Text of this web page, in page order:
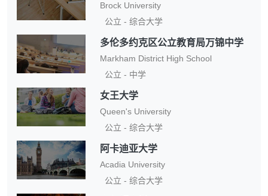
Brock University
公立 - 综合大学
多伦多约克区公立教育局万锦中学
Markham District High School
公立 - 中学
女王大学
Queen's University
公立 - 综合大学
阿卡迪亚大学
Acadia University
公立 - 综合大学